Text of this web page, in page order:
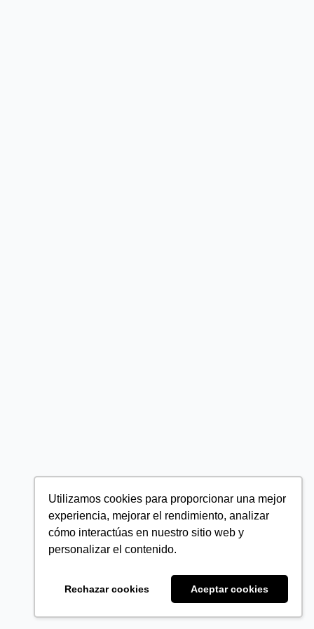
Utilizamos cookies para proporcionar una mejor
experiencia, mejorar el rendimiento, analizar
cómo interactúas en nuestro sitio web y
personalizar el contenido.
Rechazar cookies Aceptar cookies